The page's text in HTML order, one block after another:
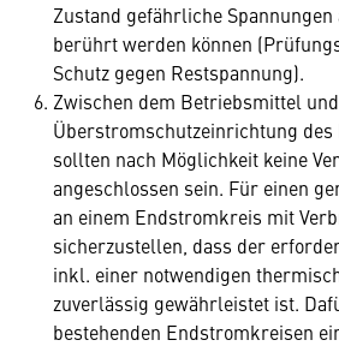
Zustand gefährliche Spannungen
berührt werden können
Schutz gegen Restspannung).
Zwischen dem Betriebsmittel
Überstromschutzeinrichtung
sollten nach Möglichkeit keine
angeschlossen sein. Für einen
an einem Endstromkreis mit
sicherzustellen, dass der
inkl. einer notwendigen
zuverlässig gewährleistet ist.
bestehenden Endstromkreisen